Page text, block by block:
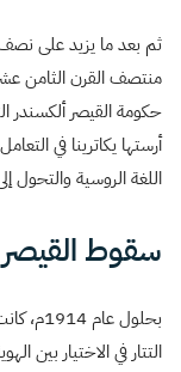
ثم بعد ما يزيد على نصف
منتصف القرن الثامن
أرستها يكاترينا في
اللغة الروسية والتحول
سقوط
بحلول عام 1914م، كانت الحركة القومية التترية لا تزال في مهدها،
التتار في الاختيار بين